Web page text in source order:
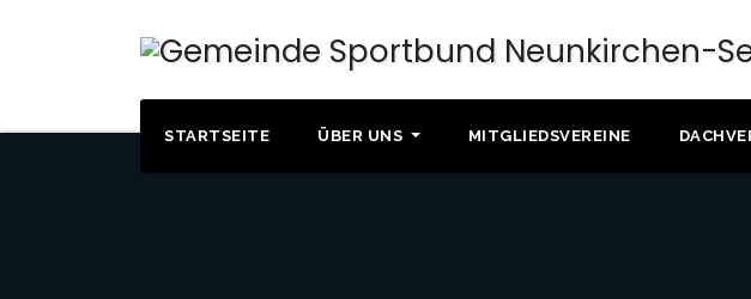
STARTSEITE ÜBER UNS MITGLIEDSVEREINE